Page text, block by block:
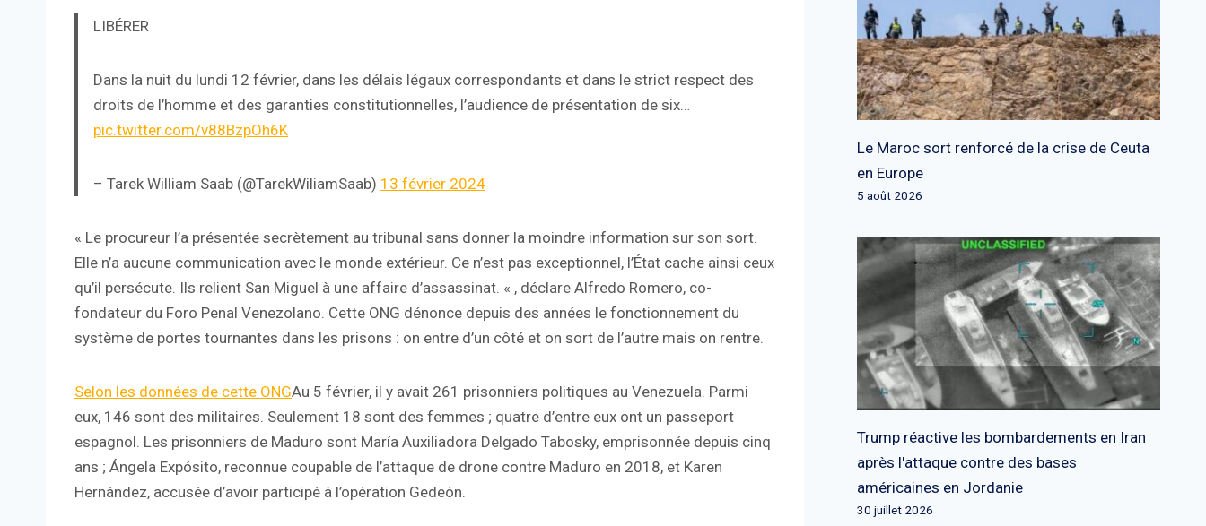
LIBÉRER
Dans la nuit du lundi 12 février, dans les délais légaux correspondants et dans le strict respect des
droits de l’homme et des garanties constitutionnelles, l’audience de présentation de six…
pic.twitter.com/v88BzpOh6K
– Tarek William Saab (@TarekWiliamSaab) 13 février 2024
« Le procureur l’a présentée secrètement au tribunal sans donner la moindre information sur son sort.
Elle n’a aucune communication avec le monde extérieur. Ce n’est pas exceptionnel, l’État cache ainsi ceux
qu’il persécute. Ils relient San Miguel à une affaire d’assassinat. « , déclare Alfredo Romero, co-
fondateur du Foro Penal Venezolano. Cette ONG dénonce depuis des années le fonctionnement du
système de portes tournantes dans les prisons : on entre d’un côté et on sort de l’autre mais on rentre.
Selon les données de cette ONGAu 5 février, il y avait 261 prisonniers politiques au Venezuela. Parmi
eux, 146 sont des militaires. Seulement 18 sont des femmes ; quatre d’entre eux ont un passeport
espagnol. Les prisonniers de Maduro sont María Auxiliadora Delgado Tabosky, emprisonnée depuis cinq
ans ; Ángela Expósito, reconnue coupable de l’attaque de drone contre Maduro en 2018, et Karen
Hernández, accusée d’avoir participé à l’opération Gedeón.
Le Maroc sort renforcé de la crise de Ceuta
en Europe
5 août 2026
Trump réactive les bombardements en Iran
après l'attaque contre des bases
américaines en Jordanie
30 juillet 2026